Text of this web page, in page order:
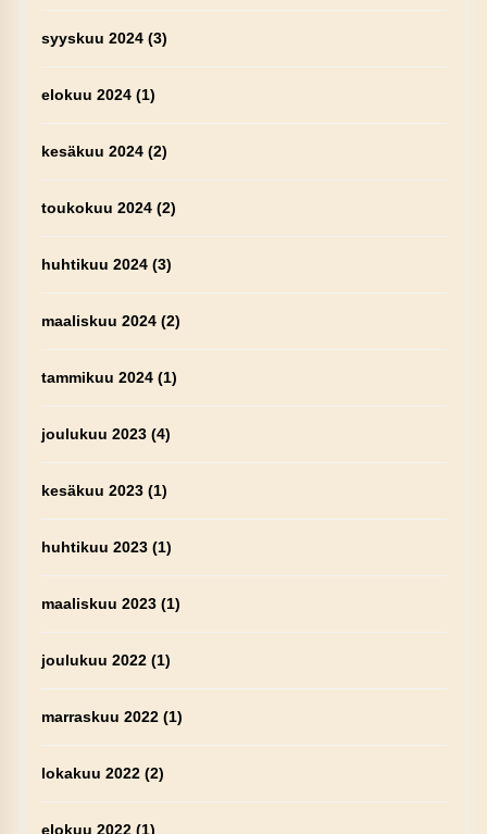
syyskuu 2024(3)
elokuu 2024(1)
kesäkuu 2024(2)
toukokuu 2024(2)
huhtikuu 2024(3)
maaliskuu 2024(2)
tammikuu 2024(1)
joulukuu 2023(4)
kesäkuu 2023(1)
huhtikuu 2023(1)
maaliskuu 2023(1)
joulukuu 2022(1)
marraskuu 2022(1)
lokakuu 2022(2)
elokuu 2022(1)